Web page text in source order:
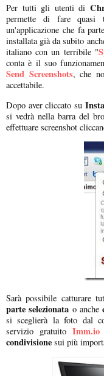
Per tutti gli utenti di
permette di fare quasi
un'applicazione che fa
installata già da subito
italiano con un terribile "
conta è il suo
Send Screenshots, che
accettabile.
Dopo aver cliccato su
si vedrà nella barra del
effettuare screenshot
Sarà possibile catturare
parte selezionata o anche
si sceglierà la foto dal
servizio gratuito Imm.io
condivisione sui più